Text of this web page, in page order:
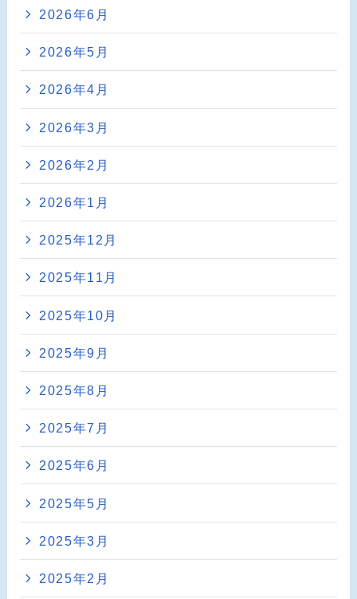
2026年6月
2026年5月
2026年4月
2026年3月
2026年2月
2026年1月
2025年12月
2025年11月
2025年10月
2025年9月
2025年8月
2025年7月
2025年6月
2025年5月
2025年3月
2025年2月